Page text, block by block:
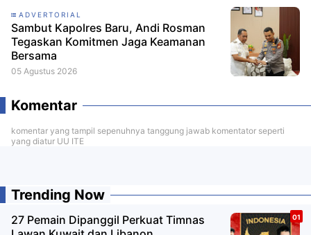
ADVERTORIAL
Sambut Kapolres Baru, Andi Rosman
Tegaskan Komitmen Jaga Keamanan
Bersama
05 Agustus 2026
Komentar
komentar yang tampil sepenuhnya tanggung jawab komentator seperti
yang diatur UU ITE
Trending Now
27 Pemain Dipanggil Perkuat Timnas